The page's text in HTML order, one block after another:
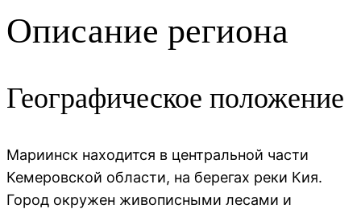
Описание региона
Географическое положение
Мариинск находится в центральной части
Кемеровской области, на берегах реки Кия.
Город окружен живописными лесами и